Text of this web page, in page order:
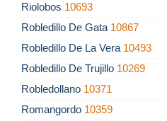
Riolobos 10693
Robledillo De Gata 10867
Robledillo De La Vera 10493
Robledillo De Trujillo 10269
Robledollano 10371
Romangordo 10359